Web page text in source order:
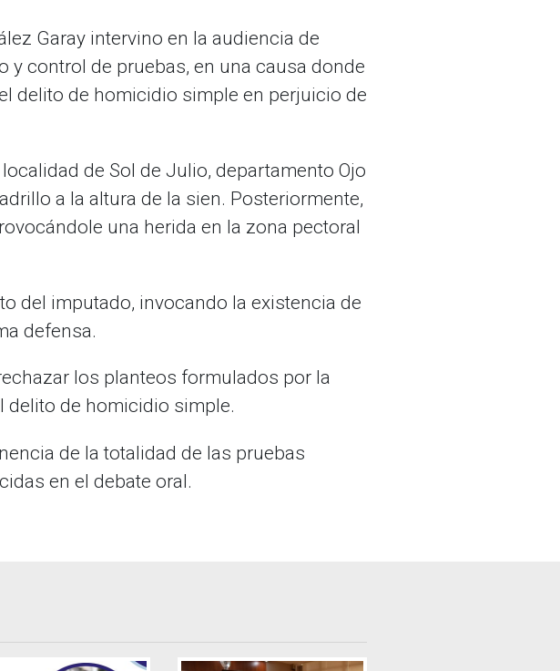
Garay intervino en la audiencia de
control de pruebas, en una causa donde
delito de homicidio simple en perjuicio de
de Sol de Julio, departamento Ojo
a la altura de la sien. Posteriormente,
una herida en la zona pectoral
del imputado, invocando la existencia de
defensa.
los planteos formulados por la
delito de homicidio simple.
de la totalidad de las pruebas
en el debate oral.